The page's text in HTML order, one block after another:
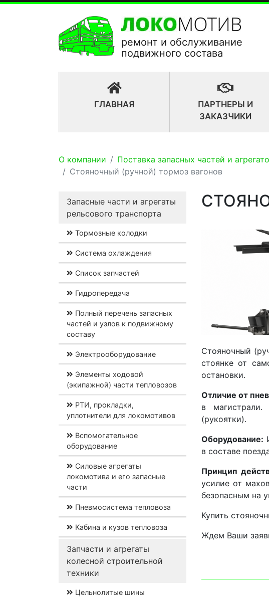
ремонт и обслуживание
подвижного состава
ГЛАВНАЯ
ПАРТНЕРЫ И
ЗАКАЗЧИКИ
О компании Поставка запасных частей и
Стояночный (ручной) тормоз вагонов
Запасные части и агрегаты
рельсового транспорта
Тормозные колодки
Система охлаждения
Список запчастей
Гидропередача
Полный перечень запасных
частей и узлов к подвижному
составу
Электрооборудование
Элементы ходовой
(экипажной) части тепловозов
РТИ, прокладки,
уплотнители для локомотивов
Вспомогательное
оборудование
Силовые агрегаты
локомотива и его запасные
части
Пневмосистема тепловоза
Кабина и кузов тепловоза
Запчасти и агрегаты
колесной строительной
техники
Цельнолитые шины
Стояночный
стоянке от
остановки.
Отличие от
в
(рукоятки).
Оборудование:
в составе
Принцип
усилие от
безопасным на
Купить
Ждем Ваши